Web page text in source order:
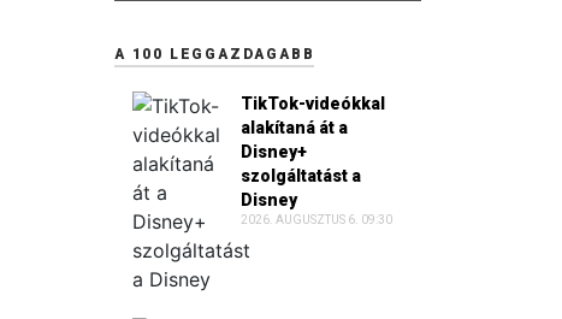
A 100 LEGGAZDAGABB
TikTok-videókkal
alakítaná át a
Disney+
szolgáltatást a
Disney
2026. AUGUSZTUS 6. 09:30